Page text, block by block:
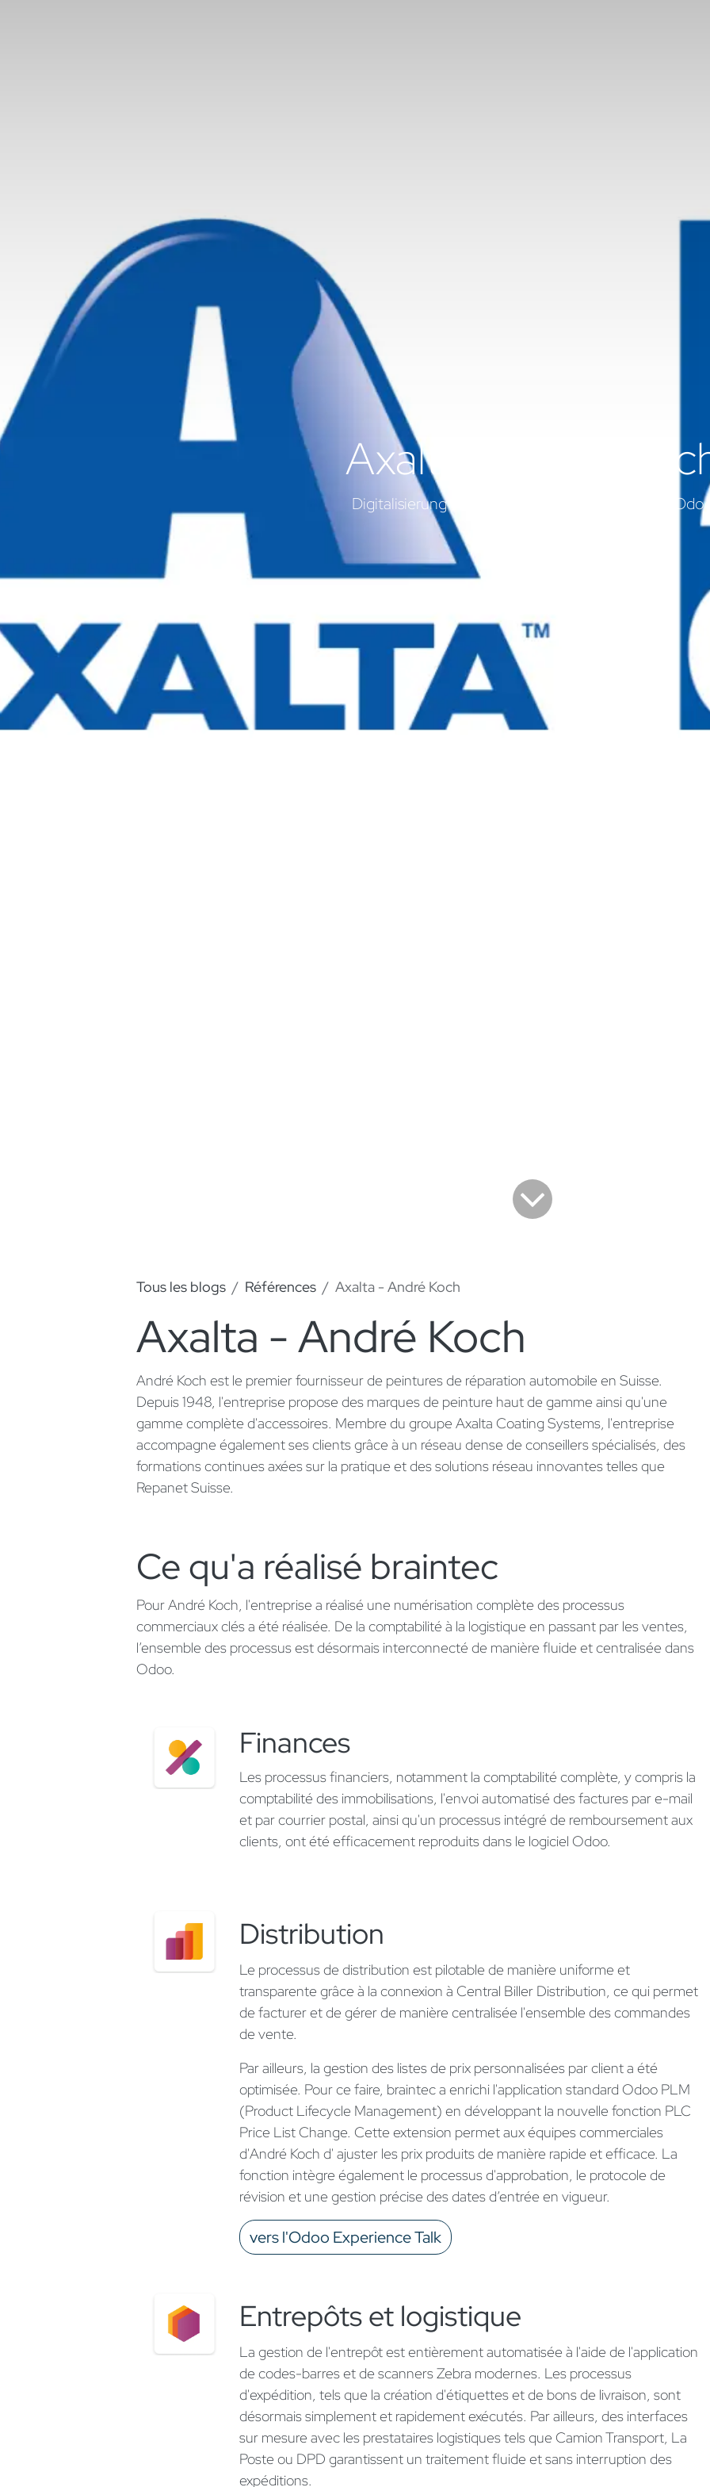
Axalta - André
Digitalisierung von André Koch mit braintec und
Tous les blogs Références Axalta - André Koch
Axalta - André Koch
André Koch est le premier fournisseur de peintures de réparation automobile en Suisse.
Depuis 1948, l'entreprise propose des marques de peinture haut de gamme ainsi qu'une
gamme complète d'accessoires. Membre du groupe Axalta Coating Systems, l'entreprise
accompagne également ses clients grâce à un réseau dense de conseillers spécialisés, des
formations continues axées sur la pratique et des solutions réseau innovantes telles que
Repanet Suisse.​
Ce qu'a réalisé braintec​
Pour André Koch, l'entreprise a réalisé une numérisation complète des processus
commerciaux clés a été réalisée. De la comptabilité à la logistique en passant par les ventes,
l’ensemble des processus est désormais interconnecté de manière fluide et centralisée dans
Odoo.
Finances
Les processus financiers, notamment la comptabilité complète, y compris la
comptabilité des immobilisations, l'envoi automatisé des factures par e-mail
et par courrier postal, ainsi qu'un processus intégré de remboursement aux
clients, ont été efficacement reproduits dans le logiciel Odoo.
Distribution
Le processus de distribution est pilotable de manière uniforme et
transparente grâce à la connexion à Central Biller Distribution, ce qui permet
de facturer et de gérer de manière centralisée l'ensemble des commandes
de vente.
Par ailleurs, la gestion des listes de prix personnalisées par client a été
optimisée. Pour ce faire, braintec a enrichi l'application standard Odoo PLM
(Product Lifecycle Management) en développant la nouvelle fonction PLC
Price List Change. Cette extension permet aux équipes commerciales
d'André Koch d' ajuster les prix produits de manière rapide et efficace. La
fonction intègre également le processus d'approbation, le protocole de
révision et une gestion précise des dates d’entrée en vigueur.
vers l'Odoo Experience Talk
Entrepôts et logistique​
La gestion de l'entrepôt est entièrement automatisée à l'aide de l'application
de codes-barres et de scanners Zebra modernes. Les processus
d'expédition, tels que la création d'étiquettes et de bons de livraison, sont
désormais simplement et rapidement exécutés. Par ailleurs, des interfaces
sur mesure avec les prestataires logistiques tels que Camion Transport, La
Poste ou DPD garantissent un traitement fluide et sans interruption des
expéditions.